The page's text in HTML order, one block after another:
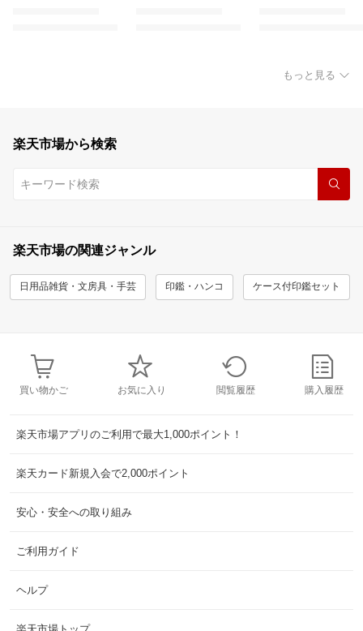
もっと見る
楽天市場から検索
楽天市場の関連ジャンル
日用品雑貨・文房具・手芸 印鑑・ハンコ ケース付印鑑セット
買い物かご お気に入り 閲覧履歴 購入履歴
楽天市場アプリのご利用で最大1,000ポイント！
楽天カード新規入会で2,000ポイント
安心・安全への取り組み
ご利用ガイド
ヘルプ
楽天市場トップ